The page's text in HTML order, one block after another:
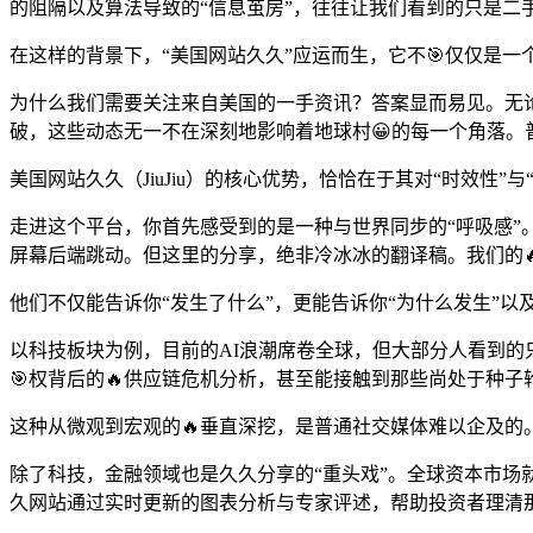
的阻隔以及算法导致的“信息茧房”，往往让我们看到的只是
在这样的背景下，“美国网站久久”应运而生，它不🎯仅仅是
为什么我们需要关注来自美国的一手资讯？答案显而易见。
破，这些动态无一不在深刻地影响着地球村😀的每一个角落
美国网站久久（JiuJiu）的核心优势，恰恰在于其对“时效性”
走进这个平台，你首先感受到的是一种与世界同步的“呼吸感
屏幕后端跳动。但这里的分享，绝非冷冰冰的翻译稿。我们
他们不仅能告诉你“发生了什么”，更能告诉你“为什么发生”以
以科技板块为例，目前的AI浪潮席卷全球，但大部分人看到
🎯权背后的🔥供应链危机分析，甚至能接触到那些尚处于种
这种从微观到宏观的🔥垂直深挖，是普通社交媒体难以企及的
除了科技，金融领域也是久久分享的“重头戏”。全球资本市
久网站通过实时更新的图表分析与专家评述，帮助投资者理清